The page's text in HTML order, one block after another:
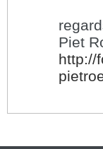
Piet
http://